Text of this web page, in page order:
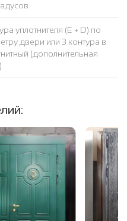
уплотнителя (Е + D) по
двери или 3 контура в
(дополнительная